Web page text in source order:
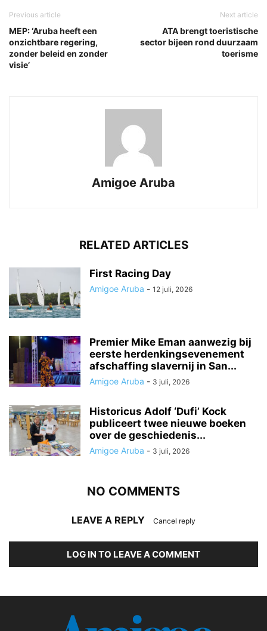
Previous article
MEP: ‘Aruba heeft een
onzichtbare regering,
zonder beleid en zonder
visie’
Next article
ATA brengt toeristische
sector bijeen rond duurzaam
toerisme
Amigoe Aruba
RELATED ARTICLES
First Racing Day
Amigoe Aruba - 12 juli, 2026
Premier Mike Eman aanwezig bij
eerste herdenkingsevenement
afschaffing slavernij in San...
Amigoe Aruba - 3 juli, 2026
Historicus Adolf ‘Dufi’ Kock
publiceert twee nieuwe boeken
over de geschiedenis...
Amigoe Aruba - 3 juli, 2026
NO COMMENTS
LEAVE A REPLY Cancel reply
LOG IN TO LEAVE A COMMENT